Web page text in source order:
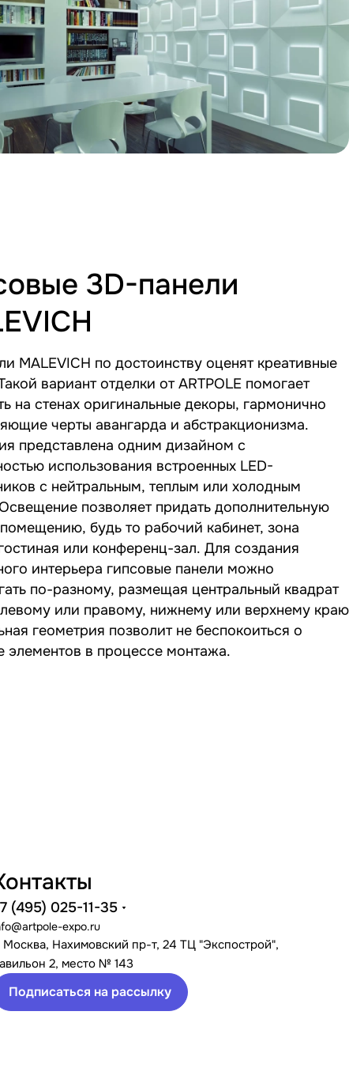
3D-панели
MALEVICH по достоинству оценят креативные
вариант отделки от ARTPOLE помогает
на стенах оригинальные декоры, гармонично
черты авангарда и абстракционизма.
представлена одним дизайном с
использования встроенных LED-
с нейтральным, теплым или холодным
позволяет придать дополнительную
будь то рабочий кабинет, зона
или конференц-зал. Для создания
интерьера гипсовые панели можно
по-разному, размещая центральный квадрат
или правому, нижнему или верхнему краю
геометрия позволит не беспокоиться о
элементов в процессе монтажа.
(495) 025-11-35
expo.ru
Москва, Нахимовский пр-т, 24 ТЦ "Экспострой",
2, место № 143
Подписаться на рассылку